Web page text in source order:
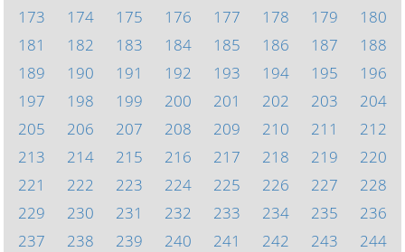
173
174 175 176 177 178 179
180
181
182 183 184 185 186 187
188
189
190 191 192 193 194 195
196
197
198 199 200 201 202 203
204
205
206 207 208 209 210 211
212
213
214 215 216 217 218 219
220
221
222 223 224 225 226 227
228
229
230 231 232 233 234 235
236
237
238 239 240 241 242 243
244